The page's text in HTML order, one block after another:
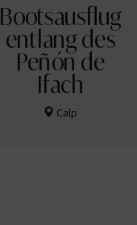
Bootsausflug
entlang des
Peñón de
Ifach
Calp